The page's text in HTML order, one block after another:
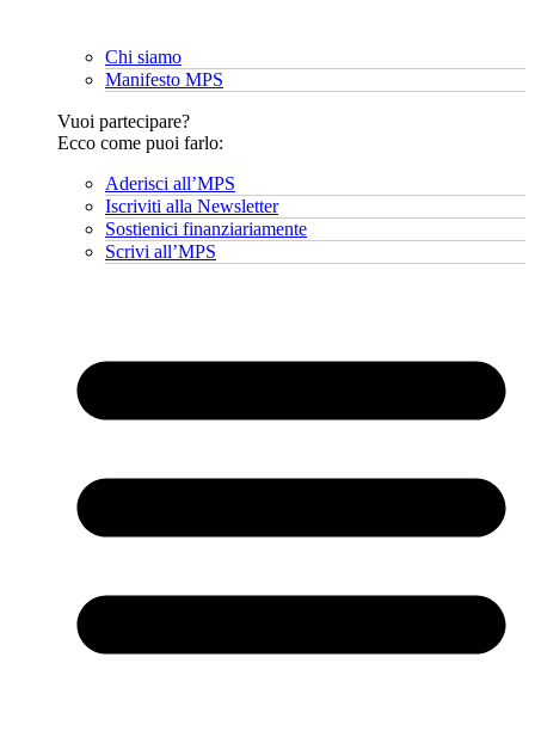
Chi siamo
Manifesto MPS
Vuoi partecipare?
Ecco come puoi farlo:
Aderisci all’MPS
Iscriviti alla Newsletter
Sostienici finanziariamente
Scrivi all’MPS